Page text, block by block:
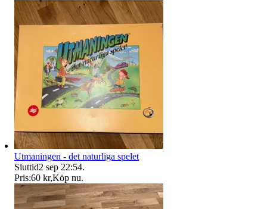
Utmaningen - det naturliga spelet
Sluttid2 sep 22:54.
Pris:60 kr,Köp nu.